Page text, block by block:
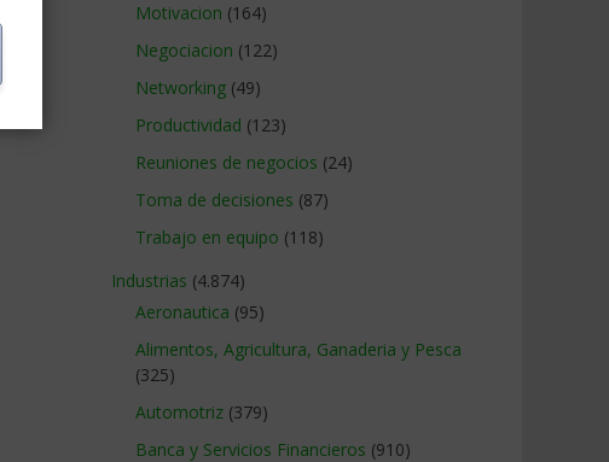
Motivacion (164)
Negociacion (122)
Networking (49)
Productividad (123)
Reuniones de negocios (24)
Toma de decisiones (87)
Trabajo en equipo (118)
Industrias (4.874)
Aeronautica (95)
Alimentos, Agricultura, Ganaderia y Pesca
(325)
Automotriz (379)
Banca y Servicios Financieros (910)